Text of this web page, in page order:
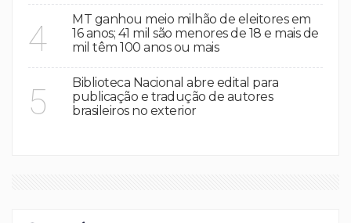
4
MT ganhou meio milhão de eleitores em
16 anos; 41 mil são menores de 18 e mais de
mil têm 100 anos ou mais
5
Biblioteca Nacional abre edital para
publicação e tradução de autores
brasileiros no exterior